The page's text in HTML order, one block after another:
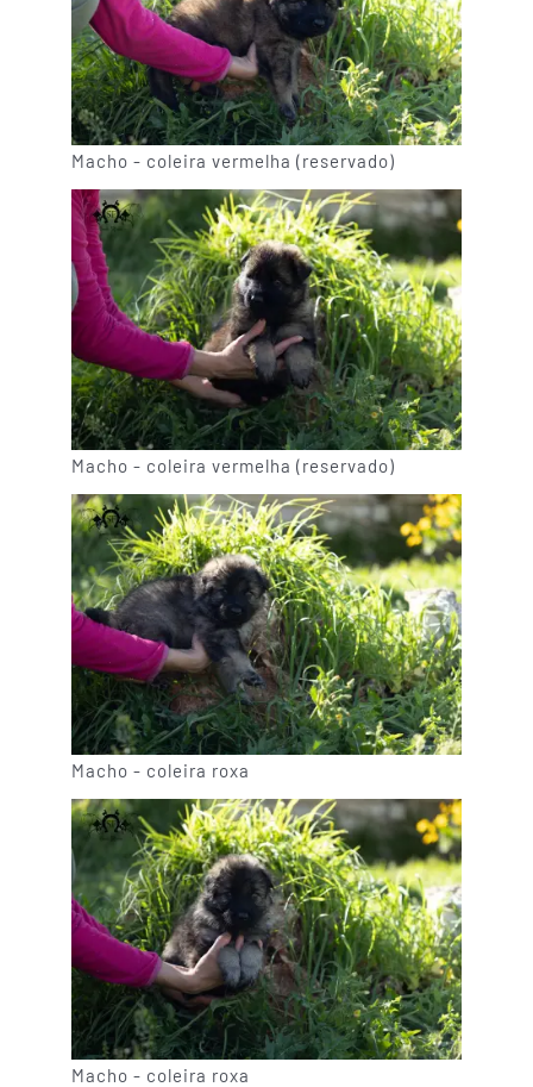
Macho - coleira vermelha (reservado)
Macho - coleira vermelha (reservado)
Macho - coleira roxa
Macho - coleira roxa